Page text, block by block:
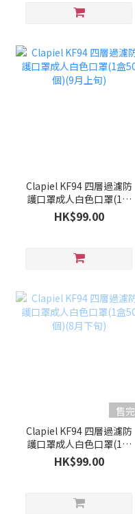
Clapiel KF94 四層過濾防
護口罩成人白色口罩(1盒
50個)(9月上旬)
HK$99.00
售完
Clapiel KF94 四層過濾防
護口罩成人白色口罩(1盒
50個)(8月下旬)
HK$99.00